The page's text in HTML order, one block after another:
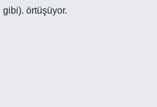
örtüşüyor.